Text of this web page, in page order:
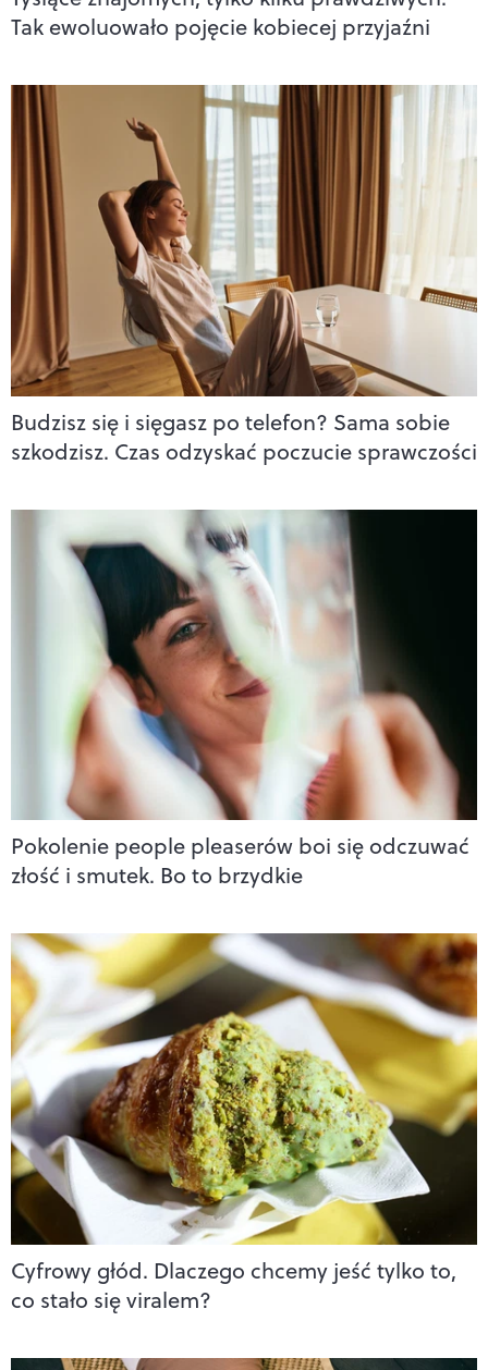
Tak ewoluowało pojęcie kobiecej przyjaźni
Budzisz się i sięgasz po telefon? Sama sobie
szkodzisz. Czas odzyskać poczucie sprawczości
Pokolenie people pleaserów boi się odczuwać
złość i smutek. Bo to brzydkie
Cyfrowy głód. Dlaczego chcemy jeść tylko to,
co stało się viralem?